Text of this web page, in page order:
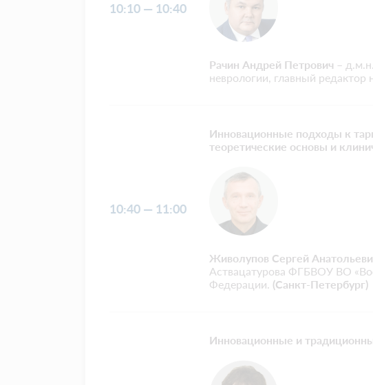
10:10 — 10:40
Рачин Андрей Петрович –
неврологии, главный редактор
10:40 — 11:00
Инновационные подходы к
теоретические основы и
Живолупов Сергей
Аствацатурова ФГБВОУ ВО
Федерации. (Санкт-Петербург)
Инновационные и